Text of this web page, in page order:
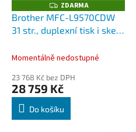
Z
D
A
R
ZDARMA
Brother MFC-L9570CDW
31 str., duplexní tisk i sken
WiFi, NFC, fax
Momentálně nedostupné
23 768 Kč bez DPH
28 759 Kč
Do košíku